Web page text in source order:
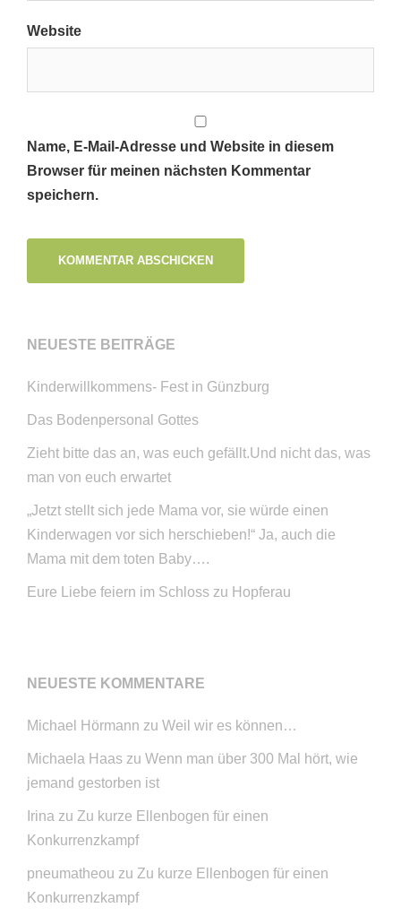
Website
Name, E-Mail-Adresse und Website in diesem
Browser für meinen nächsten Kommentar
speichern.
NEUESTE BEITRÄGE
Kinderwillkommens- Fest in Günzburg
Das Bodenpersonal Gottes
Zieht bitte das an, was euch gefällt.Und nicht das, was
man von euch erwartet
„Jetzt stellt sich jede Mama vor, sie würde einen
Kinderwagen vor sich herschieben!“ Ja, auch die
Mama mit dem toten Baby….
Eure Liebe feiern im Schloss zu Hopferau
NEUESTE KOMMENTARE
Michael Hörmann zu Weil wir es können…
Michaela Haas zu Wenn man über 300 Mal hört, wie
jemand gestorben ist
Irina zu Zu kurze Ellenbogen für einen
Konkurrenzkampf
pneumatheou zu Zu kurze Ellenbogen für einen
Konkurrenzkampf